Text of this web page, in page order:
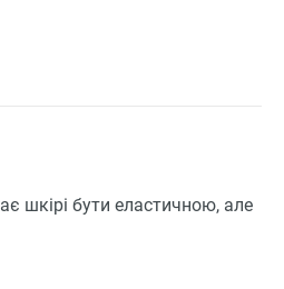
шкірі бути еластичною, але